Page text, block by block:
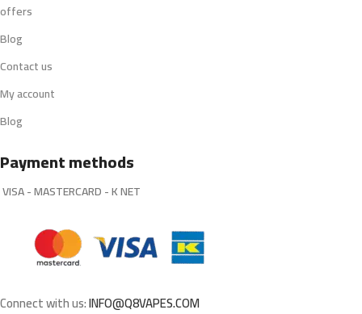
offers
Blog
Contact us
My account
Blog
Payment methods
VISA - MASTERCARD - K NET
Connect with us:INFO@Q8VAPES.COM